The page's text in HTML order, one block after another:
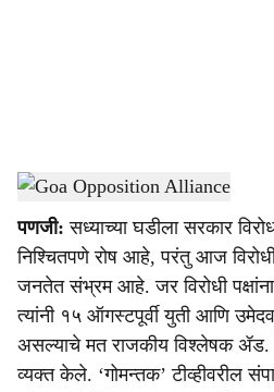
a
r
e
VIDEO- Dainik Gomantak
पणजी: सध्याच्या घडीला सरकार
निश्‍चितपणे रोष आहे, परंतु आज विरोधी
जनतेत संभ्रम आहे. जर विरोधी
त्यांनी १५ ऑगस्टपूर्वी युती आणि
असल्याचे मत राजकीय विश्‍लेषक ॲड.
व्यक्त केले. ‘गोमन्तक’ टीव्हीवरील